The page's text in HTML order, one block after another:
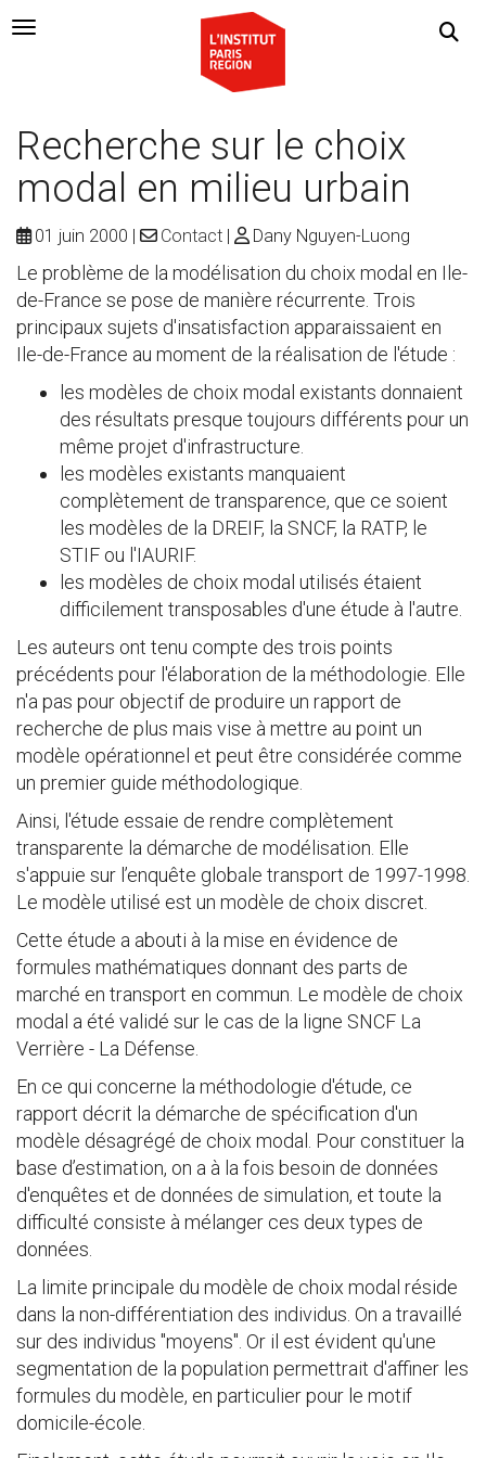
Navigation Toggle
Recherche sur le choix
modal en milieu urbain
01 juin 2000 Contact Dany Nguyen-Luong
Le problème de la modélisation du choix modal en Ile-
de-France se pose de manière récurrente. Trois
principaux sujets d'insatisfaction apparaissaient en
Ile-de-France au moment de la réalisation de l'étude :
les modèles de choix modal existants donnaient
des résultats presque toujours différents pour un
même projet d'infrastructure.
les modèles existants manquaient
complètement de transparence, que ce soient
les modèles de la DREIF, la SNCF, la RATP, le
STIF ou l'IAURIF.
les modèles de choix modal utilisés étaient
difficilement transposables d'une étude à l'autre.
Les auteurs ont tenu compte des trois points
précédents pour l'élaboration de la méthodologie. Elle
n'a pas pour objectif de produire un rapport de
recherche de plus mais vise à mettre au point un
modèle opérationnel et peut être considérée comme
un premier guide méthodologique.
Ainsi, l'étude essaie de rendre complètement
transparente la démarche de modélisation. Elle
s'appuie sur l’enquête globale transport de 1997-1998.
Le modèle utilisé est un modèle de choix discret.
Cette étude a abouti à la mise en évidence de
formules mathématiques donnant des parts de
marché en transport en commun. Le modèle de choix
modal a été validé sur le cas de la ligne SNCF La
Verrière - La Défense.
En ce qui concerne la méthodologie d'étude, ce
rapport décrit la démarche de spécification d'un
modèle désagrégé de choix modal. Pour constituer la
base d’estimation, on a à la fois besoin de données
d'enquêtes et de données de simulation, et toute la
difficulté consiste à mélanger ces deux types de
données.
La limite principale du modèle de choix modal réside
dans la non-différentiation des individus. On a travaillé
sur des individus "moyens". Or il est évident qu'une
segmentation de la population permettrait d'affiner les
formules du modèle, en particulier pour le motif
domicile-école.